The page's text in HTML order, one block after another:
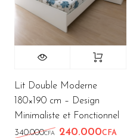
Lit Double Moderne
180×190 cm – Design
Minimaliste et Fonctionnel
340.000CFA Le prix initial
240.000CFA